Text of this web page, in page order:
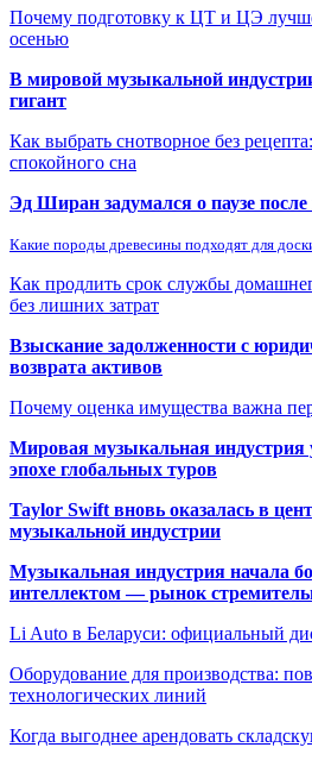
Почему подготовку к ЦТ и ЦЭ
осенью
В мировой музыкальной
гигант
Как выбрать снотворное без
спокойного сна
Эд Ширан задумался о паузе
Какие породы древесины подходят для
Как продлить срок службы
без лишних затрат
Взыскание задолженности с
возврата активов
Почему оценка имущества важна
Мировая музыкальная индустрия
эпохе глобальных туров
Taylor Swift вновь оказалась в
музыкальной индустрии
Музыкальная индустрия начала
интеллектом — рынок
Li Auto в Беларуси: официальный
Оборудование для производства:
технологических линий
Когда выгоднее арендовать